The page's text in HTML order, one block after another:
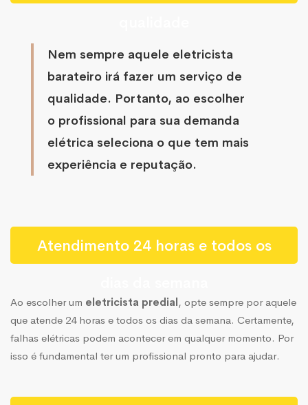
Nem sempre aquele eletricista
barateiro irá fazer um serviço de
qualidade. Portanto, ao escolher
o profissional para sua demanda
elétrica seleciona o que tem mais
experiência e reputação.
Atendimento 24 horas e todos os
Ao escolher um eletricista predial, opte sempre por aquele
que atende 24 horas e todos os dias da semana. Certamente,
falhas elétricas podem acontecer em qualquer momento. Por
isso é fundamental ter um profissional pronto para ajudar.